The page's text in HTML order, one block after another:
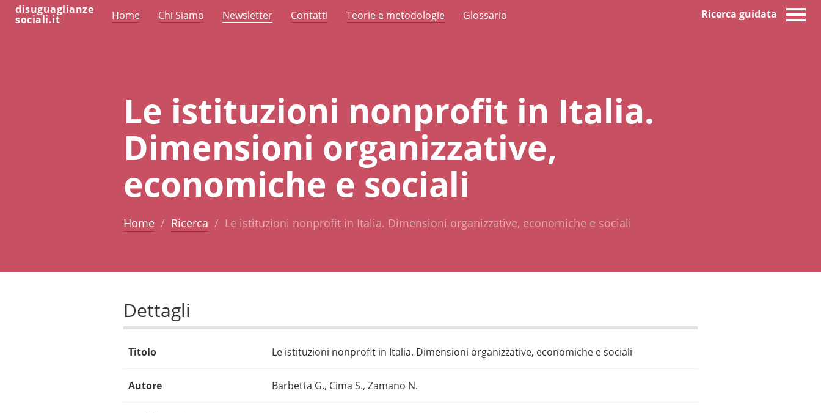
disuguaglianze
sociali.it Home Chi Siamo Newsletter Contatti Teorie e metodologie Glossario Ricerca guidata
Le istituzioni nonprofit in Italia.
Dimensioni organizzative,
economiche e sociali
Home Ricerca Le istituzioni nonprofit in Italia. Dimensioni organizzative, economiche e sociali
Dettagli
Titolo Le istituzioni nonprofit in Italia. Dimensioni organizzative, economiche e sociali
Autore Barbetta G., Cima S., Zamano N.